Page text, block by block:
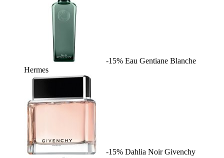
-15% Eau Gentiane Blanche
Hermes
-15% Dahlia Noir Givenchy